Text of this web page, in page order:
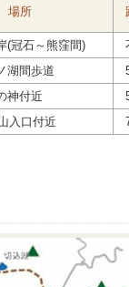
場所
(冠石～熊窪間)
湖間歩道
神付近
入口付近